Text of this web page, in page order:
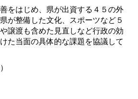
をはじめ、県が出資する４５の外
が整備した文化、スポーツなど５
譲渡も含めた見直しなど行政の効
た当面の具体的な課題を協議して